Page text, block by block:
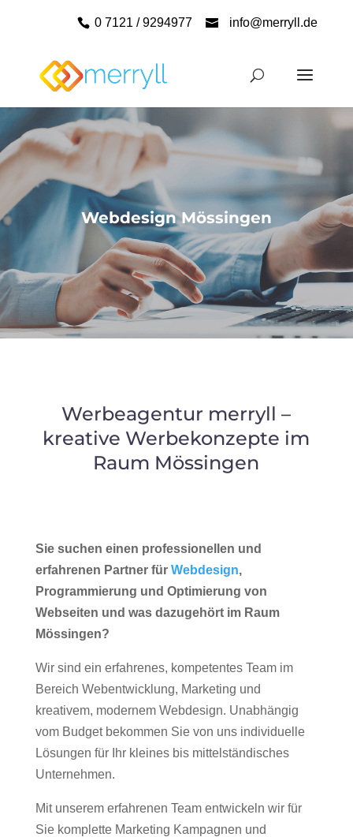
0 7121 / 9294977 info@merryll.de
Webdesign Mössingen
Werbeagentur merryll –
kreative Werbekonzepte im
Raum Mössingen
Sie suchen einen professionellen und
erfahrenen Partner für Webdesign,
Programmierung und Optimierung von
Webseiten und was dazugehört im Raum
Mössingen?
Wir sind ein erfahrenes, kompetentes Team im
Bereich Webentwicklung, Marketing und
kreativem, modernem Webdesign. Unabhängig
vom Budget bekommen Sie von uns individuelle
Lösungen für Ihr kleines bis mittelständisches
Unternehmen.
Mit unserem erfahrenen Team entwickeln wir für
Sie komplette Marketing Kampagnen und